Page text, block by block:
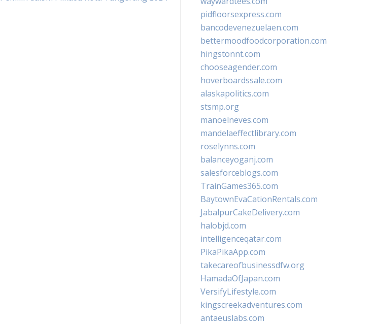
pidfloorsexpress.com
bancodevenezuelaen.com
bettermoodfoodcorporation.com
hingstonnt.com
chooseagender.com
hoverboardssale.com
alaskapolitics.com
stsmp.org
manoelneves.com
mandelaeffectlibrary.com
roselynns.com
balanceyoganj.com
salesforceblogs.com
TrainGames365.com
BaytownEvaCationRentals.com
JabalpurCakeDelivery.com
halobjd.com
intelligenceqatar.com
PikaPikaApp.com
takecareofbusinessdfw.org
HamadaOfJapan.com
VersifyLifestyle.com
kingscreekadventures.com
antaeuslabs.com